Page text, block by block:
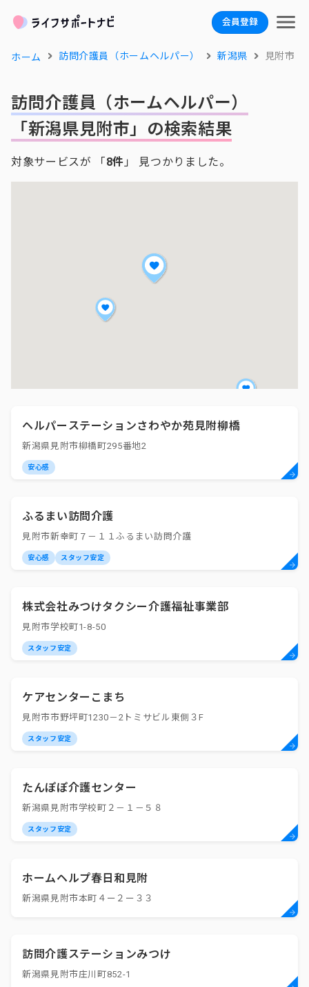
会員登録
ホーム 訪問介護員（ホームヘルパー） 新潟県 見附市
訪問介護員（ホームヘルパー）
「新潟県見附市」の検索結果
対象サービスが 「8件 」 見つかりました。
ヘルパーステーションさわやか苑見附柳橋
新潟県見附市柳橋町295番地2
安心感
ふるまい訪問介護
見附市新幸町７－１１ふるまい訪問介護
安心感 スタッフ安定
株式会社みつけタクシー介護福祉事業部
見附市学校町1-8-50
スタッフ安定
ケアセンターこまち
見附市市野坪町1230－2トミサビル東側３F
スタッフ安定
たんぽぽ介護センター
新潟県見附市学校町２－１－５８
スタッフ安定
ホームヘルプ春日和見附
新潟県見附市本町４ー２ー３３
訪問介護ステーションみつけ
新潟県見附市庄川町852-1